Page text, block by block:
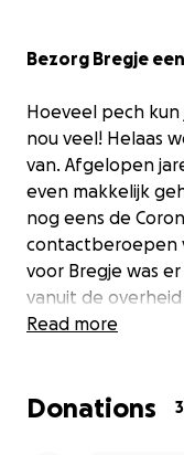
Bezorg Bregje
Hoeveel pech
nou veel! Helaas
van. Afgelopen
even makkelijk
nog eens de
contactberoepen
voor Bregje was
vanuit de
heeft. Dat hakte
31 augustus jl.
Read more
Donations